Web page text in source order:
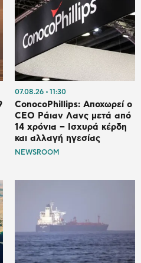
07.08.26 11:30
ConocoPhillips: Αποχωρεί ο
CEO Ράιαν Λανς μετά από
14 χρόνια – Ισχυρά κέρδη
και αλλαγή ηγεσίας
NEWSROOM